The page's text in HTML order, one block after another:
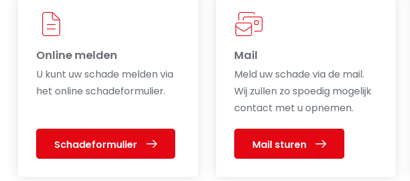
Online melden
U kunt uw schade melden via
het online schadeformulier.
Schadeformulier
Mail
Meld uw schade via de mail.
Wij zullen zo spoedig mogelijk
contact met u opnemen.
Mail sturen